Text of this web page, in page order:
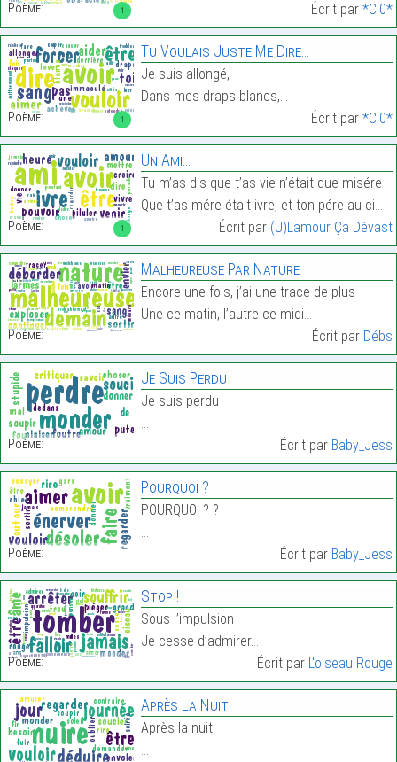
1
Poème:
Écrit par *Cl0*
1
Poème:
Tu Voulais Juste Me Dire…
Je suis allongé,
Dans mes draps blancs,…
Écrit par *Cl0*
1
Poème:
Un Ami…
Tu m’as dis que t’as vie n’était que misére
Que t’as mére était ivre, et ton pére au cimetiére…
Écrit par (U)L'amour Ça Dévast
Poème:
Malheureuse Par Nature
Encore une fois, j’ai une trace de plus
Une ce matin, l’autre ce midi…
Écrit par Débs
Poème:
Je Suis Perdu
Je suis perdu
…
Écrit par Baby_Jess
Poème:
Pourquoi ?
POURQUOI ? ?
…
Écrit par Baby_Jess
Poème:
Stop !
Sous l’impulsion
Je cesse d’admirer…
Écrit par L'oiseau Rouge
Après La Nuit
Après la nuit
…